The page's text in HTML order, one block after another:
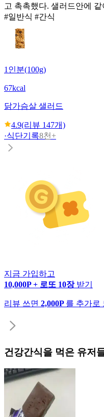
고 촉촉했다. 샐러드안에
#일반식 #간식
1인분(100g)
67kcal
닭가슴살 샐러드
4.9(리뷰 147개)
·식단기록8천+
지금 가입하고
10,000P + 로또 10장 받기
리뷰 쓰면 2,000P 를 추가로
건강간식을 먹은 유저